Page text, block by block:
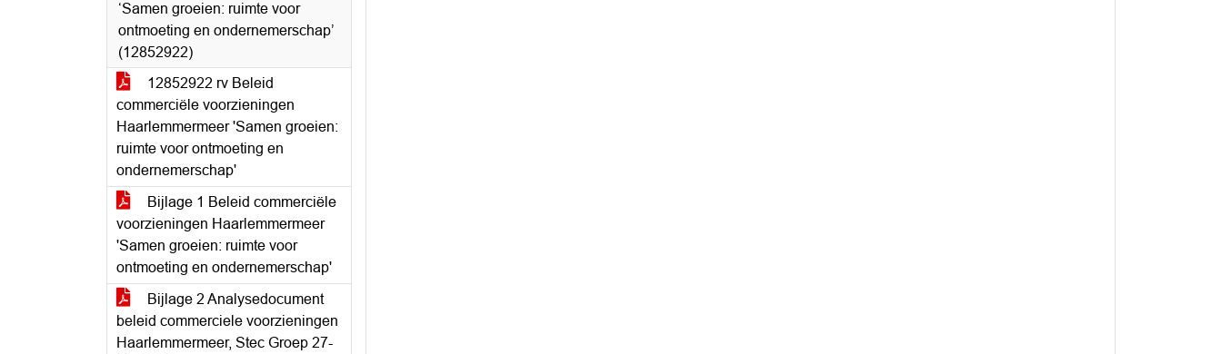
‘Samen groeien: ruimte voor
ontmoeting en ondernemerschap’
(12852922)
12852922 rv Beleid
commerciële voorzieningen
Haarlemmermeer 'Samen groeien:
ruimte voor ontmoeting en
ondernemerschap'
Bijlage 1 Beleid commerciële
voorzieningen Haarlemmermeer
'Samen groeien: ruimte voor
ontmoeting en ondernemerschap'
Bijlage 2 Analysedocument
beleid commerciele voorzieningen
Haarlemmermeer, Stec Groep 27-